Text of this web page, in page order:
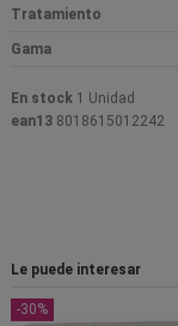
Tratamiento
Gama
En stock 1 Unidad
ean13 8018615012242
Le puede interesar
-30%